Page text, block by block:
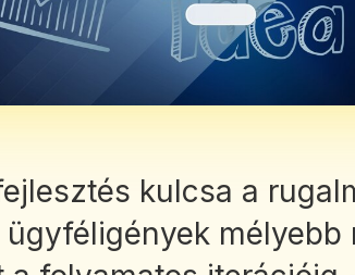
kulcsa a
mélyebb